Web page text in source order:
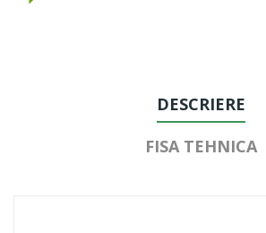
DESCRIERE
FISA TEHNICA